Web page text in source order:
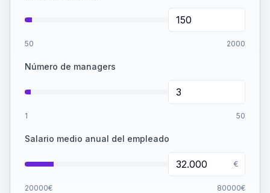
50 2000
Número de managers
1 50
Salario medio anual del empleado
€
20000€ 80000€